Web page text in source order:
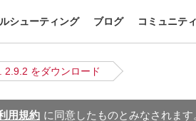
シューティング ブログ コミュニティ
2.9.2 をダウンロード
用規約 に同意したものとみなされます